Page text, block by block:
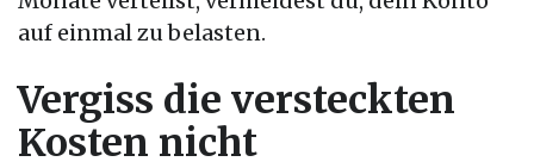
auf einmal zu belasten.
Vergiss die versteckten
Kosten nicht